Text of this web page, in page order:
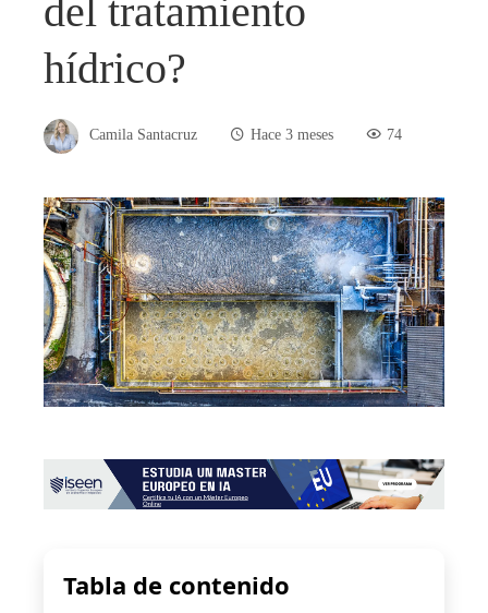
del tratamiento
hídrico?
Camila Santacruz Hace 3 meses 74
Tabla de contenido